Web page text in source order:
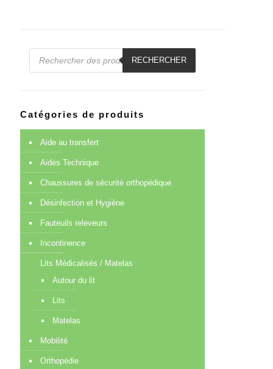
Recherche
RECHERCHER
Catégories de produits
Aide au transfert
Aides Technique
Chaussures de sécurité orthopédique
Désinfection et Hygiène
Fauteuils releveurs
Incontinence
Lits Médicalisés / Matelas
Autour du lit
Lits
Matelas
Mobilité
Orthopédie